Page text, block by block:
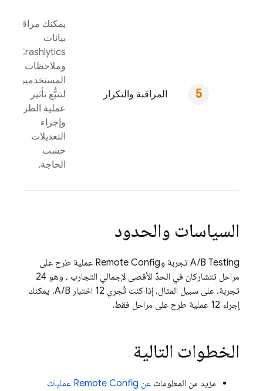
المراقبة والتكرار
يمكنك مراقبة
بيانات
Crashlytics
وملاحظات
المستخدمين
لتتبُّع تأثير
عملية الطرح
وإجراء
التعديلات
حسب
الحاجة.
السياسات والحدود
A/B Testing تجربة وRemote Config عملية طرح على
مراحل تتشاركان في الحدّ الأقصى لإجمالي التجارب ، وهو 24
تجربة. على سبيل المثال، إذا كنت تُجري 12 اختبار A/B، يمكنك
إجراء 12 عملية طرح على مراحل فقط.
الخطوات التالية
مزيد من المعلومات عن Remote Config عمليات